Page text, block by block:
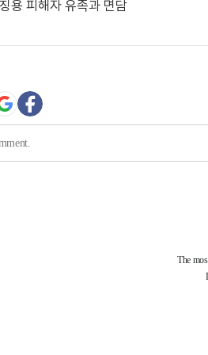
용 피해자 유족과 면담